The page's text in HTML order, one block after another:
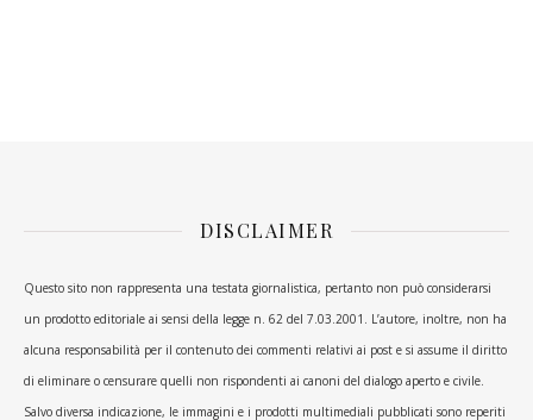
DISCLAIMER
Questo sito non rappresenta una testata giornalistica, pertanto non può considerarsi
un prodotto editoriale ai sensi della legge n. 62 del 7.03.2001. L’autore, inoltre, non ha
alcuna responsabilità per il contenuto dei commenti relativi ai post e si assume il diritto
di eliminare o censurare quelli non rispondenti ai canoni del dialogo aperto e civile.
Salvo diversa indicazione, le immagini e i prodotti multimediali pubblicati sono reperiti